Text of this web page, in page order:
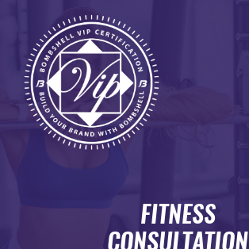
FITNESS
CONSULTATION